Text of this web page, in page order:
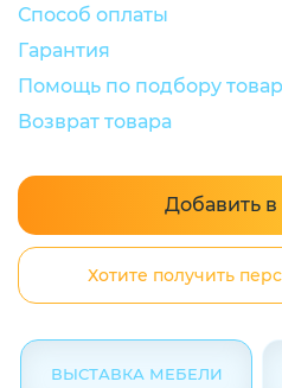
Способ оплаты
Гарантия
Помощь по подбору
Возврат товара
Добавить
Хотите получить
ВЫСТАВКА МЕБЕЛИ